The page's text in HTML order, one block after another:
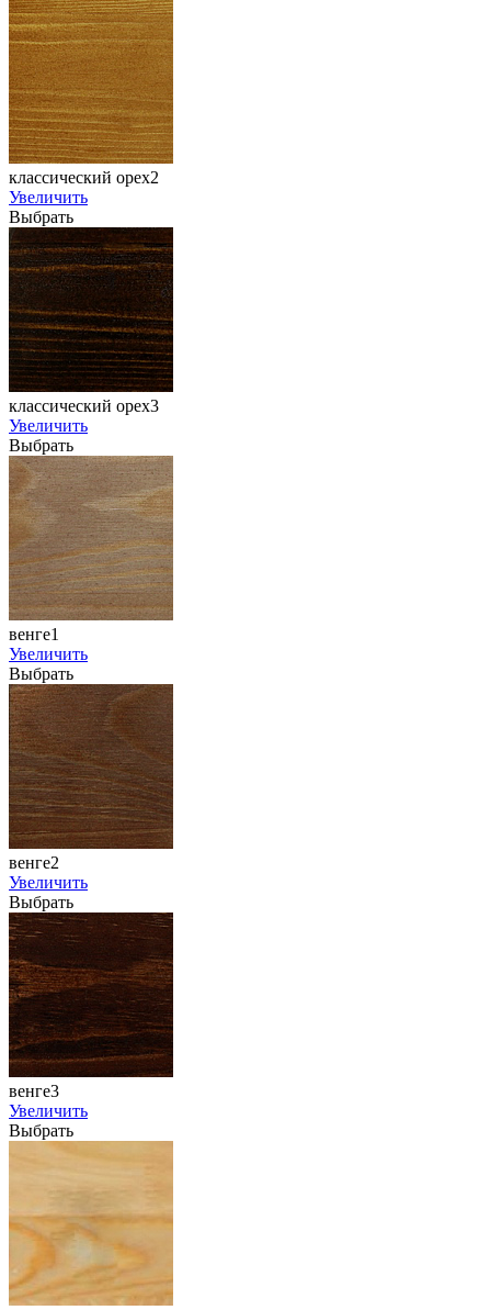
классический орех2
Увеличить
Выбрать
классический орех3
Увеличить
Выбрать
венге1
Увеличить
Выбрать
венге2
Увеличить
Выбрать
венге3
Увеличить
Выбрать